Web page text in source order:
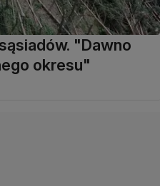
"Dawno
okresu"